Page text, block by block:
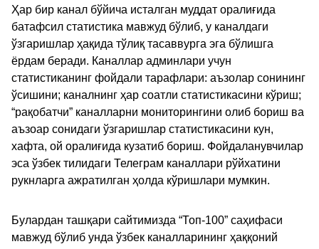
Ҳар бир канал бўйича исталган муддат оралиғида
батафсил статистика мавжуд бўлиб, у каналдаги
ўзгаришлар ҳақида тўлиқ тасаввурга эга бўлишга
ёрдам беради. Каналлар админлари учун
статистиканинг фойдали тарафлари: аъзолар сонининг
ўсишини; каналнинг ҳар соатли статистикасини кўриш;
“рақобатчи” каналларни мониторингини олиб бориш ва
аъзоар сонидаги ўзгаришлар статистикасини кун,
хафта, ой оралиғида кузатиб бориш. Фойдаланувчилар
эса ўзбек тилидаги Телеграм каналлари рўйхатини
рукнларга ажратилган ҳолда кўришлари мумкин.
Булардан ташқари сайтимизда “Топ-100” саҳифаси
мавжуд бўлиб унда ўзбек каналларининг ҳаққоний